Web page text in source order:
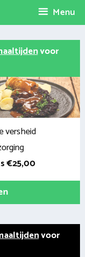
Menu
voor
versheid
€25,00
voor